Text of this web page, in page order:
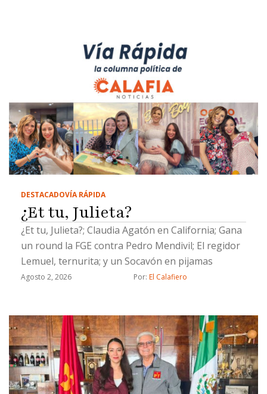
DESTACADOVÍA RÁPIDA
¿Et tu, Julieta?
¿Et tu, Julieta?; Claudia Agatón en California; Gana
un round la FGE contra Pedro Mendivil; El regidor
Lemuel, ternurita; y un Socavón en pijamas
Agosto 2, 2026 Por: El Calafiero